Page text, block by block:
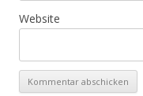
Website